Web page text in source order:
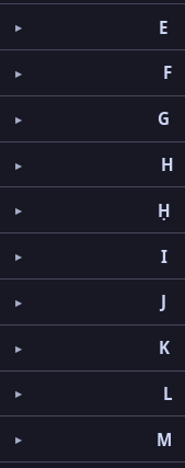
E
F
G
H
Ḥ
I
J
K
L
M